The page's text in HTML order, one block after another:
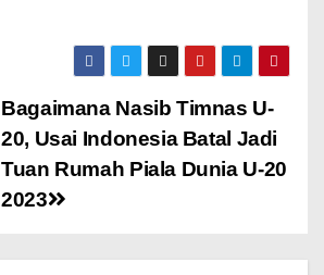
Bagaimana Nasib Timnas U-
20, Usai Indonesia Batal Jadi
Tuan Rumah Piala Dunia U-20
2023